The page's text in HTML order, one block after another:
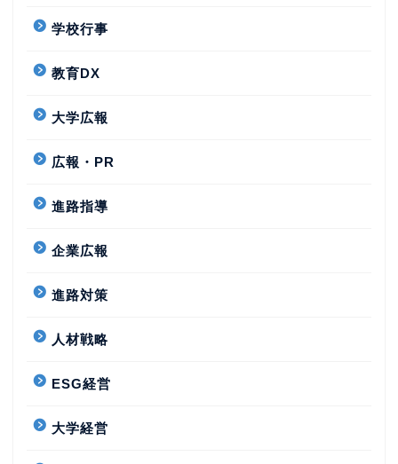
学校行事
教育DX
大学広報
広報・PR
進路指導
企業広報
進路対策
人材戦略
ESG経営
大学経営